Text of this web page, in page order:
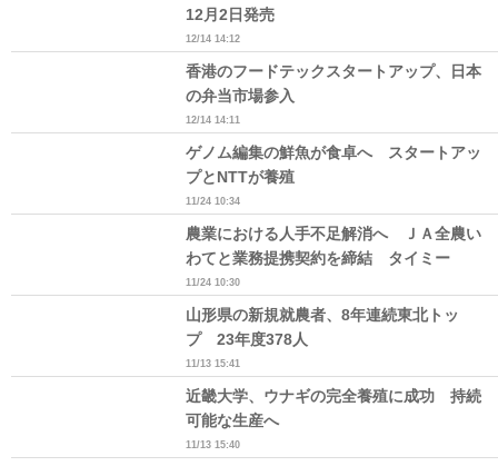
12月2日発売
12/14 14:12
香港のフードテックスタートアップ、日本
の弁当市場参入
12/14 14:11
ゲノム編集の鮮魚が食卓へ スタートアッ
プとNTTが養殖
11/24 10:34
農業における人手不足解消へ ＪＡ全農い
わてと業務提携契約を締結 タイミー
11/24 10:30
山形県の新規就農者、8年連続東北トッ
プ 23年度378人
11/13 15:41
近畿大学、ウナギの完全養殖に成功 持続
可能な生産へ
11/13 15:40